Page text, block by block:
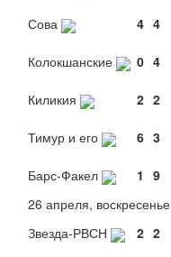
Сова
4 4
Колокшанские
0 4
Киликия
2 2
Тимур и его
6 3
Барс-Факел
1 9
26 апреля, воскресенье
Звезда-РВСН
2 2